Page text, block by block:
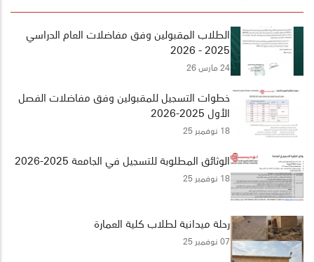
الطلاب المقبولين وفق مفاضلات العام الدراسي
2025 - 2026
24 مارس 26
خطوات التسجيل للمقبولين وفق مفاضلات الفصل
الأول 2025-2026
18 نوفمبر 25
الوثائق المطلوبة للتسجيل في الجامعة 2025-2026
18 نوفمبر 25
رحلة ميدانية لطلاب كلية العمارة
07 نوفمبر 25